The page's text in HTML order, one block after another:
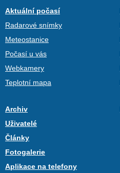
Aktuální počasí
Radarové snímky
Meteostanice
Počasí u vás
Webkamery
Teplotní mapa
Archiv
Uživatelé
Články
Fotogalerie
Aplikace na telefony